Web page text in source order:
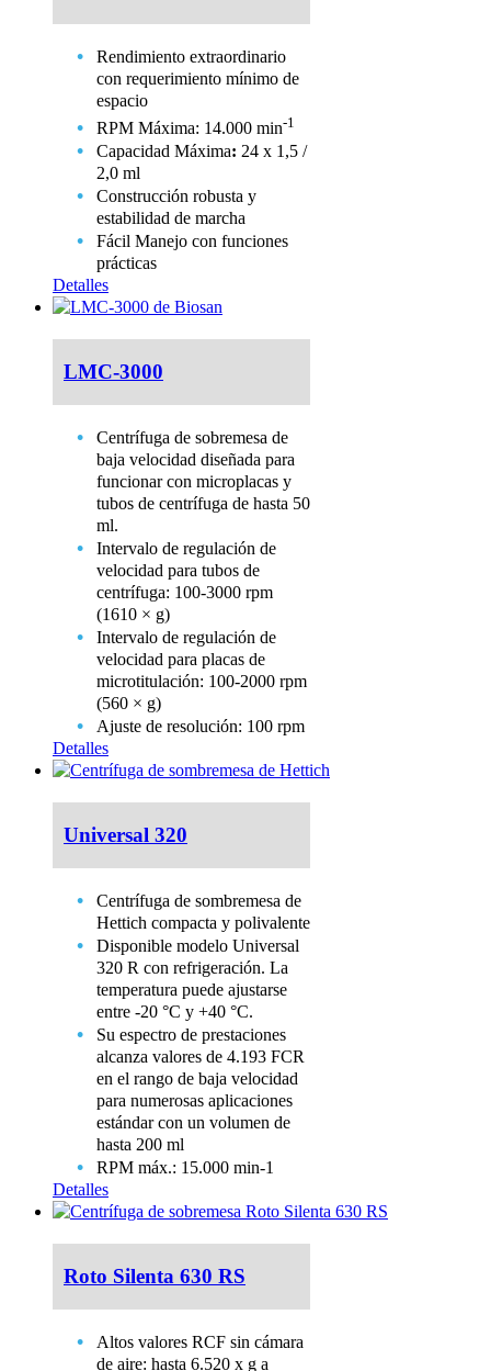
Rendimiento extraordinario
con requerimiento mínimo de
espacio
RPM Máxima: 14.000 min-1
Capacidad Máxima: 24 x 1,5 /
2,0 ml
Construcción robusta y
estabilidad de marcha
Fácil Manejo con funciones
prácticas
Detalles
LMC-3000
Centrífuga de sobremesa de
baja velocidad diseñada para
funcionar con microplacas y
tubos de centrífuga de hasta 50
ml.
Intervalo de regulación de
velocidad para tubos de
centrífuga: 100-3000 rpm
(1610 × g)
Intervalo de regulación de
velocidad para placas de
microtitulación: 100-2000 rpm
(560 × g)
Ajuste de resolución: 100 rpm
Detalles
Universal 320
Centrífuga de sombremesa de
Hettich compacta y polivalente
Disponible modelo Universal
320 R con refrigeración. La
temperatura puede ajustarse
entre -20 °C y +40 °C.
Su espectro de prestaciones
alcanza valores de 4.193 FCR
en el rango de baja velocidad
para numerosas aplicaciones
estándar con un volumen de
hasta 200 ml
RPM máx.: 15.000 min-1
Detalles
Roto Silenta 630 RS
Altos valores RCF sin cámara
de aire: hasta 6.520 x g a